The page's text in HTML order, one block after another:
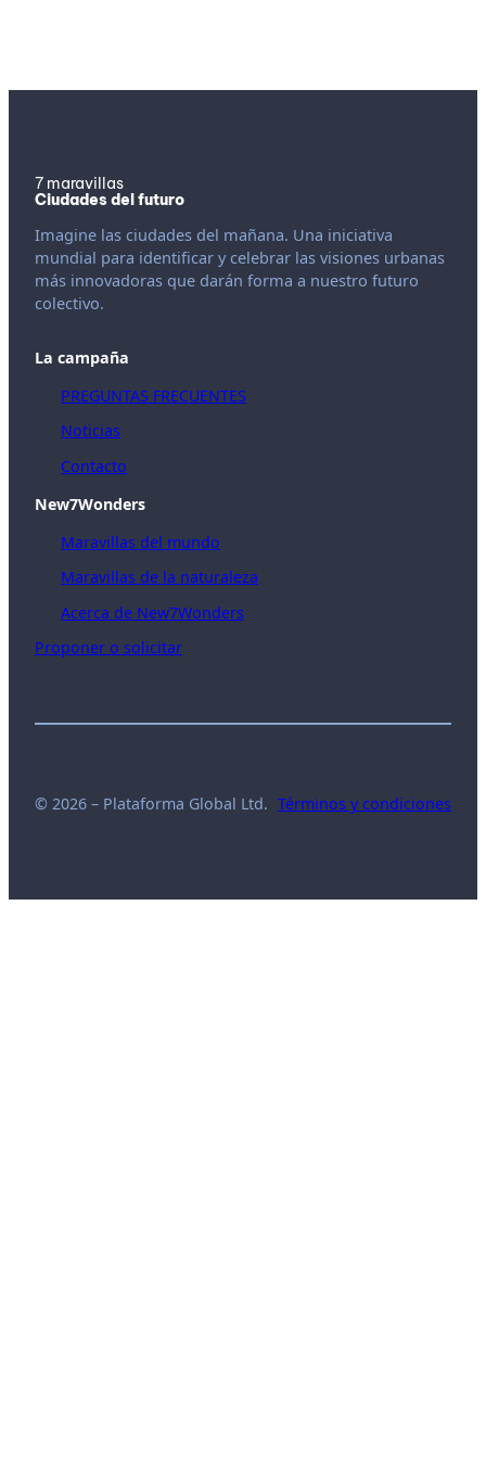
7 maravillas
Ciudades del futuro
Imagine las ciudades del mañana. Una iniciativa
mundial para identificar y celebrar las visiones urbanas
más innovadoras que darán forma a nuestro futuro
colectivo.
La campaña
PREGUNTAS FRECUENTES
Noticias
Contacto
New7Wonders
Maravillas del mundo
Maravillas de la naturaleza
Acerca de New7Wonders
Proponer o solicitar
© 2026 – Plataforma Global Ltd. Términos y condiciones